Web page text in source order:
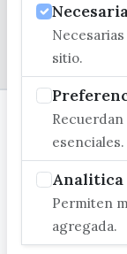
sitio.
esenciales.
Analitica
Permiten
agregada.